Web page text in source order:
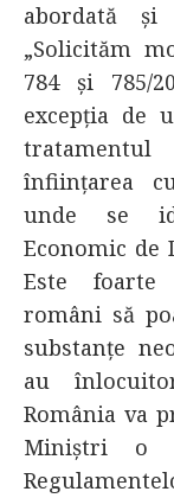
abordată
„Solicităm
784 și 785/
excepția de
înființarea
unde se
Economic de
Este
români să
substanțe
au
România va
Miniștri o